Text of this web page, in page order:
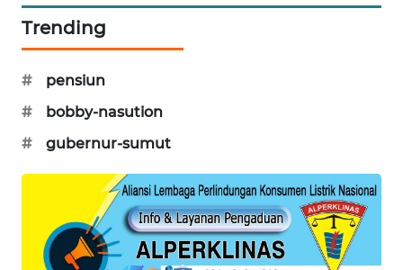
Trending
#
pensiun
#
bobby-nasution
#
gubernur-sumut
WISATA
LAPAK
Wahana
KONSUMEN
LISTRIK